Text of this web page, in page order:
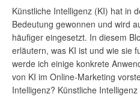
Künstliche Intelligenz (KI) hat in
Bedeutung gewonnen und wird
häufiger eingesetzt. In diesem
erläutern, was KI ist und wie sie
werde ich einige konkrete
von KI im Online-Marketing
Intelligenz? Künstliche